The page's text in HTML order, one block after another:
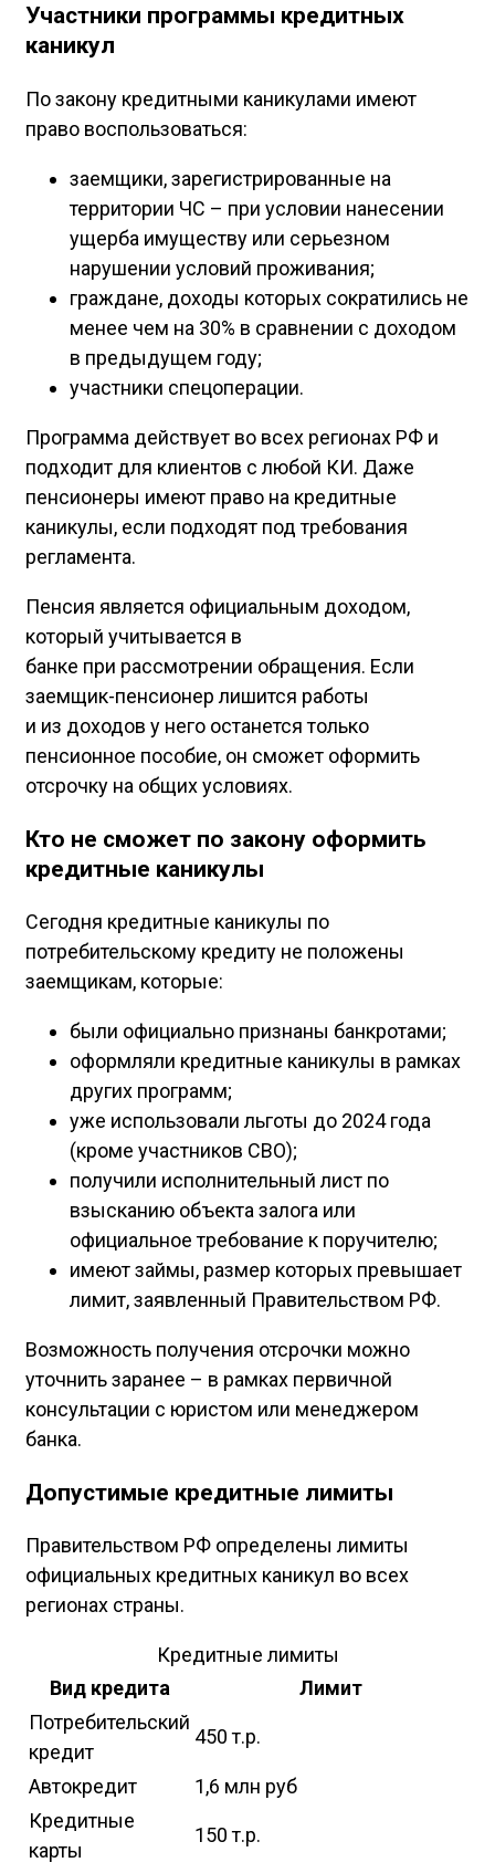
Участники программы кредитных
каникул
По закону кредитными каникулами имеют
право воспользоваться:
заемщики, зарегистрированные на
территории ЧС – при условии нанесении
ущерба имуществу или серьезном
нарушении условий проживания;
граждане, доходы которых сократились не
менее чем на 30% в сравнении с доходом
в предыдущем году;
участники спецоперации.
Программа действует во всех регионах РФ и
подходит для клиентов с любой КИ. Даже
пенсионеры имеют право на кредитные
каникулы, если подходят под требования
регламента.
Пенсия является официальным доходом,
который учитывается в
банке при рассмотрении обращения. Если
заемщик-пенсионер лишится работы
и из доходов у него останется только
пенсионное пособие, он сможет оформить
отсрочку на общих условиях.
Кто не сможет по закону оформить
кредитные каникулы
Сегодня кредитные каникулы по
потребительскому кредиту не положены
заемщикам, которые:
были официально признаны банкротами;
оформляли кредитные каникулы в рамках
других программ;
уже использовали льготы до 2024 года
(кроме участников СВО);
получили исполнительный лист по
взысканию объекта залога или
официальное требование к поручителю;
имеют займы, размер которых превышает
лимит, заявленный Правительством РФ.
Возможность получения отсрочки можно
уточнить заранее – в рамках первичной
консультации с юристом или менеджером
банка.
Допустимые кредитные лимиты
Правительством РФ определены лимиты
официальных кредитных каникул во всех
регионах страны.
Кредитные лимиты
Вид кредита
Лимит
Потребительский
кредит
450 т.р.
Автокредит
1,6 млн руб
Кредитные
карты
150 т.р.